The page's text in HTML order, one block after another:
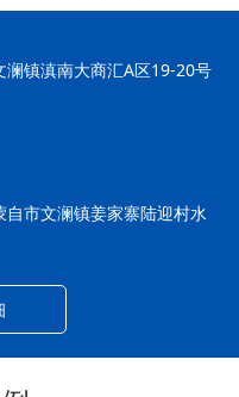
镇滇南大商汇A区19-20号
市文澜镇姜家寨陆迎村水